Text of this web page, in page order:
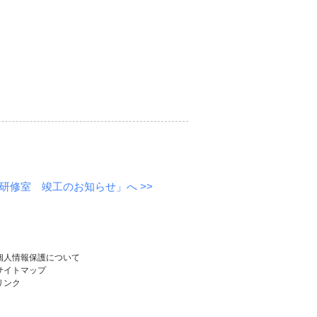
修室 竣工のお知らせ」へ >>
人情報保護について
イトマップ
ンク